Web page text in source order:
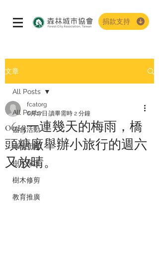
捐款支持
文章
All Posts
協會活動
綠地守護
樹木保護
樹木修剪
教育推廣
All Posts
0613一連幾天的梅雨，橋
頭糖廠舉辦小旅行的週六
又放晴。
fcatorg
6月17日 讀畢需時 2 分鐘